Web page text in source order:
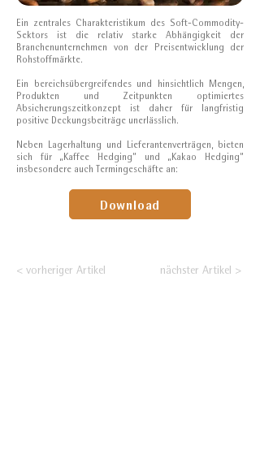
Ein zentrales Charakteristikum des Soft-Commodity-
Sektors ist die relativ starke Abhängigkeit der
Branchenunternehmen von der Preisentwicklung der
Rohstoffmärkte.
Ein bereichsübergreifendes und hinsichtlich Mengen,
Produkten und Zeitpunkten optimiertes
Absicherungszeitkonzept ist daher für langfristig
positive Deckungsbeiträge unerlässlich.
Neben Lagerhaltung und Lieferantenverträgen, bieten
sich für „Kaffee Hedging“ und „Kakao Hedging“
insbesondere auch Termingeschäfte an:
Download
< vorheriger Artikel nächster Artikel >